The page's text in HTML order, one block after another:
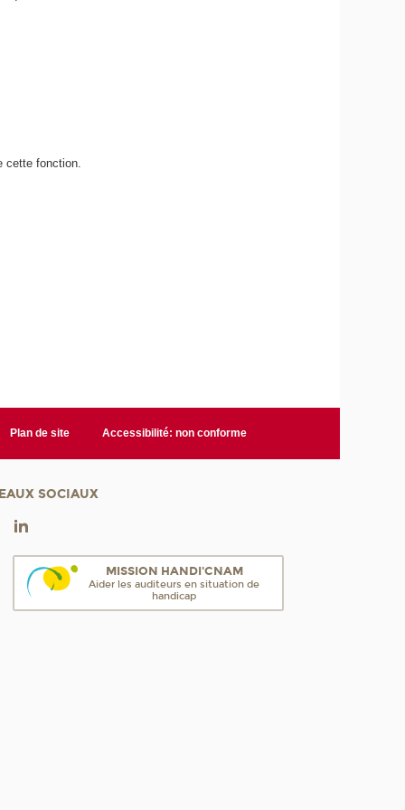
cette fonction.
Plan de site Accessibilité: non conforme
SOCIAUX
MISSION HANDI'CNAM
Aider les auditeurs en situation de
handicap